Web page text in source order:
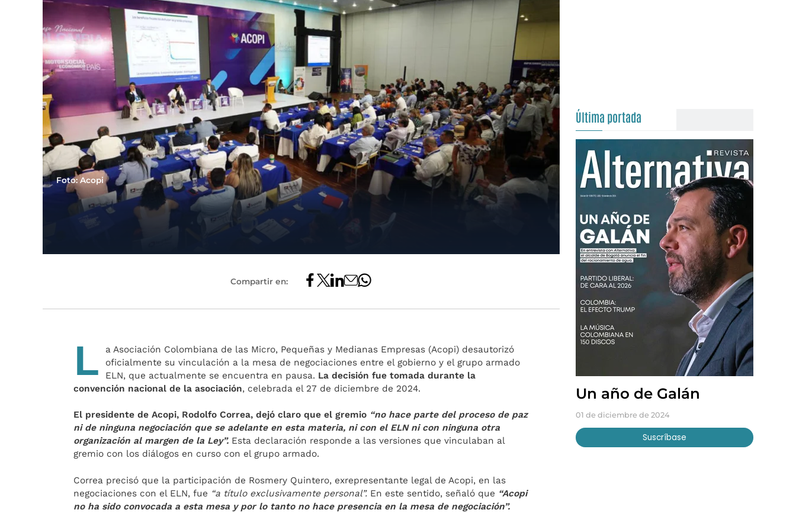
Foto: Acopi
Compartir en:
L
a Asociación Colombiana de las Micro, Pequeñas y Medianas Empresas (Acopi) desautorizó
oficialmente su vinculación a la mesa de negociaciones entre el gobierno y el grupo armado
ELN, que actualmente se encuentra en pausa. La decisión fue tomada durante la
convención nacional de la asociación, celebrada el 27 de diciembre de 2024.
El presidente de Acopi, Rodolfo Correa, dejó claro que el gremio “no hace parte del proceso de paz
ni de ninguna negociación que se adelante en esta materia, ni con el ELN ni con ninguna otra
organización al margen de la Ley”. Esta declaración responde a las versiones que vinculaban al
gremio con los diálogos en curso con el grupo armado.
Correa precisó que la participación de Rosmery Quintero, exrepresentante legal de Acopi, en las
negociaciones con el ELN, fue “a título exclusivamente personal”. En este sentido, señaló que “Acopi
no ha sido convocada a esta mesa y por lo tanto no hace presencia en la mesa de negociación”.
Última portada
Un año de Galán
01 de diciembre de 2024
Suscríbase